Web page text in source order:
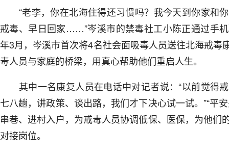
“老李，你在北海住得还习惯吗？我今天到你家和
戒毒、早日回家……”岑溪市的禁毒社工小陈正通过手
年3月，岑溪市首次将4名社会面吸毒人员送往北海戒毒
毒人员与家庭的桥梁，用真心帮助他们重启人生。
其中一名康复人员在电话中对记者说：“以前觉得
七八趟，讲政策、谈出路，我们才下决心试一试。”“平
串巷、进村入户，为戒毒人员协调低保、医保，为他们
对接岗位。